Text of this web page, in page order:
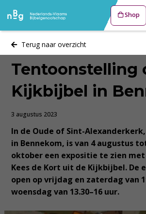
Shop
Terug naar overzicht
Tentoonstelling
Kijkbijbel in
3 augustus 2023
In de Oude of Sint-
in Bennekom, is van 4 augustus
oktober een expositie te zien
Kees de Kort uit de Kijkbijbel. De
open op vrijdag en zaterdag van
woensdag van 13.30–16 uur.